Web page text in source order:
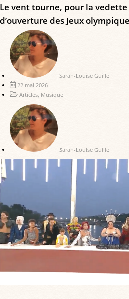
Le vent tourne, pour la
d’ouverture des Jeux
Sarah-Louise Guille
22 mai 2026
Articles, Musique
Sarah-Louise Guille